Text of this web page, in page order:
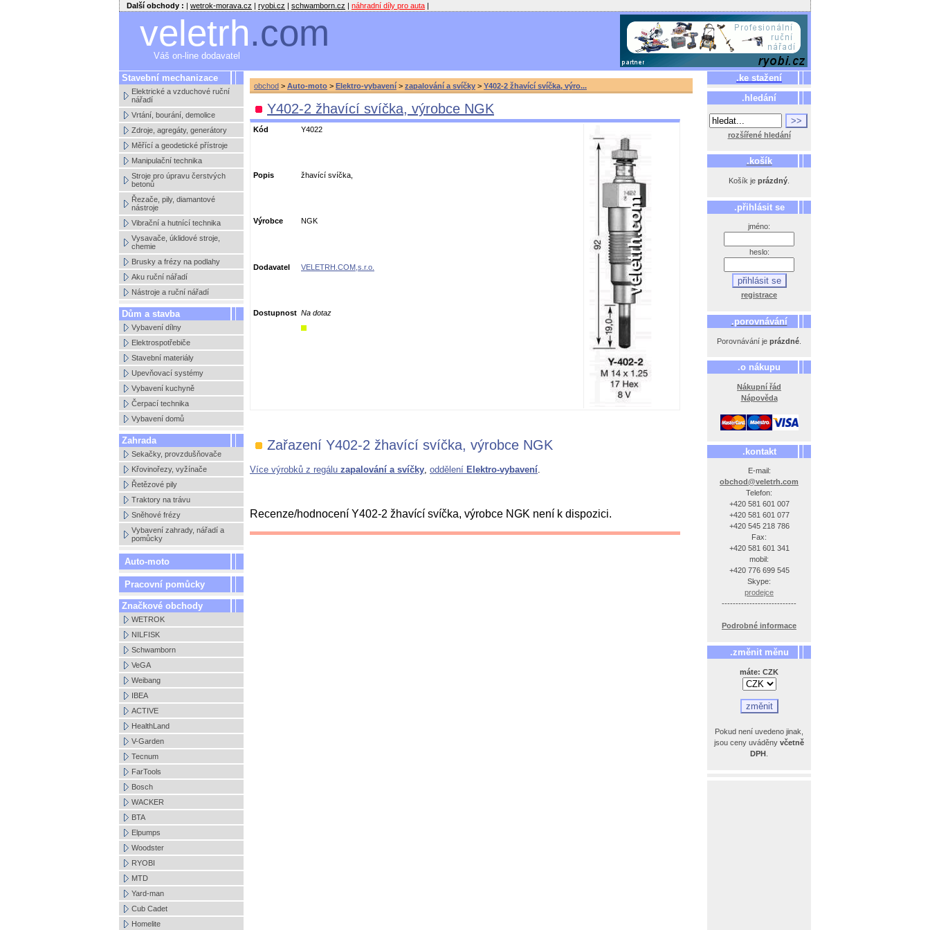
Další obchody : | wetrok-morava.cz | ryobi.cz | schwamborn.cz | náhradní díly pro auta |
veletrh.com
Váš on-line dodavatel
Stavební mechanizace
Elektrické a vzduchové ruční
nářadí
Vrtání, bourání, demolice
Zdroje, agregáty, generátory
Měřící a geodetické přístroje
Manipulační technika
Stroje pro úpravu čerstvých
betonů
Řezače, pily, diamantové
nástroje
Vibrační a hutnící technika
Vysavače, úklidové stroje,
chemie
Brusky a frézy na podlahy
Aku ruční nářadí
Nástroje a ruční nářadí
Dům a stavba
Vybavení dílny
Elektrospotřebiče
Stavební materiály
Upevňovací systémy
Vybavení kuchyně
Čerpací technika
Vybavení domů
Zahrada
Sekačky, provzdušňovače
Křovinořezy, vyžínače
Řetězové pily
Traktory na trávu
Sněhové frézy
Vybavení zahrady, nářadí a
pomůcky
Auto-moto
Pracovní pomůcky
Značkové obchody
WETROK
NILFISK
Schwamborn
VeGA
Weibang
IBEA
ACTIVE
HealthLand
V-Garden
Tecnum
FarTools
Bosch
WACKER
BTA
Elpumps
Woodster
RYOBI
MTD
Yard-man
Cub Cadet
Homelite
.ke stažení
.hledání
rozšířené hledání
.košík
Košík je prázdný
.přihlásit se
jméno:
heslo:
registrace
.porovnávání
Porovnávání je prázdné
.o nákupu
Nákupní řád
Nápověda
.kontakt
E-mail:
obchod@veletrh.com
Telefon:
+420 581 601 007
+420 581 601 077
+420 545 218 786
Fax:
+420 581 601 341
mobil:
+420 776 699 545
Skype:
prodejce
---------------------------
Podrobné informace
.změnit měnu
máte: CZK
Pokud není uvedeno jinak,
jsou ceny uváděny včetně
DPH
obchod > Auto-moto > Elektro-vybavení > zapalování a svíčky > Y402-2 žhavící svíčka, výro...
Y402-2 žhavící svíčka, výrobce NGK
Kód Y4022
Popis žhavící svíčka,
Výrobce NGK
Dodavatel VELETRH.COM,s.r.o.
Dostupnost Na dotaz
Zařazení Y402-2 žhavící svíčka, výrobce NGK
Více výrobků z regálu zapalování a svíčky, oddělení Elektro-vybavení.
Recenze/hodnocení Y402-2 žhavící svíčka, výrobce NGK není k dispozici.